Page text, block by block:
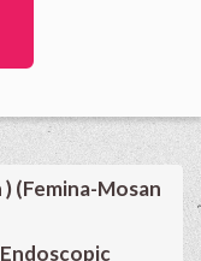
(Femina-Mosan